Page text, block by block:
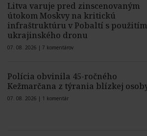
Litva varuje pred zinscenovaným
útokom Moskvy na kritickú
infraštruktúru v Pobaltí s použitím
ukrajinského dronu
07. 08. 2026 | 7 komentárov
Polícia obvinila 45-ročného
Kežmarčana z týrania blízkej
07. 08. 2026 | 1 komentár